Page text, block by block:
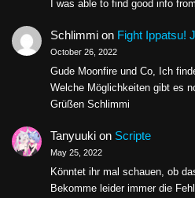
I was able to find good info
Schlimmion Fight Ippatsu!
October 26, 2022
Gude Moonfire und Co, Ich
Welche Möglichkeiten gibt es
Grüßen Schlimmi
Tanyuukion Scripte
May 25, 2022
Könntet ihr mal schauen, ob
Bekomme leider immer die